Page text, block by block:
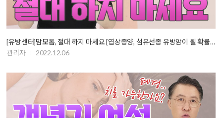
[유방센터]맘모톰, 절대 하지 마세요 [엽상종양, 섬유선종 유방암이 될 확률…
관리자
2022.12.06